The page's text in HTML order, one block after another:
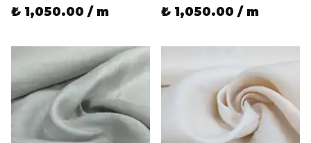
₺ 1,050.00 / m ₺ 1,050.00 / m